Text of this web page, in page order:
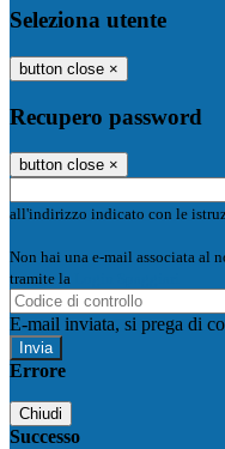
Seleziona utente
button close ×
Recupero password
button close ×
all'indirizzo indicato con le
Non hai una e-mail associata al
tramite la
E-mail inviata, si prega di
Errore
Chiudi
Successo